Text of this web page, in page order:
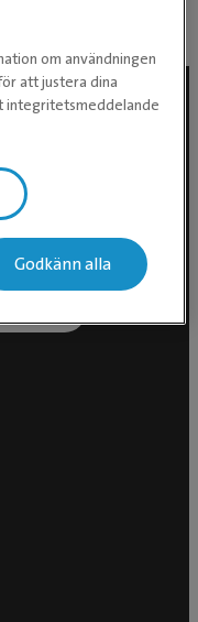
om användningen
att justera dina
integritetsmeddelande
Godkänn alla